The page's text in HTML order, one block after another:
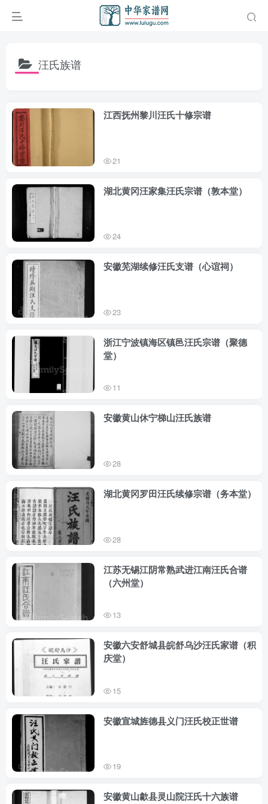
汪氏族谱
江西抚州黎川汪氏十修宗谱
21
湖北黄冈汪家集汪氏宗谱（敦本堂）
24
安徽芜湖续修汪氏支谱（心谊祠）
23
浙江宁波镇海区镇邑汪氏宗谱（聚德
堂）
11
安徽黄山休宁梯山汪氏族谱
28
湖北黄冈罗田汪氏续修宗谱（务本堂）
28
江苏无锡江阴常熟武进江南汪氏合谱
（六州堂）
13
安徽六安舒城县皖舒乌沙汪氏家谱（积
庆堂）
15
安徽宣城旌德县义门汪氏校正世谱
19
安徽黄山歙县灵山院汪氏十六族谱